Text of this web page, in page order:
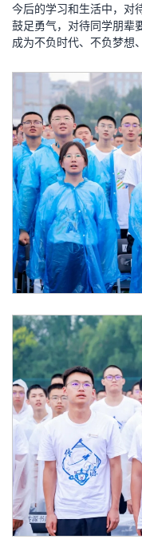
今后的学习和生活中，对
鼓足勇气，对待同学朋辈
成为不负时代、不负梦想